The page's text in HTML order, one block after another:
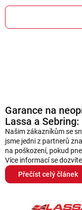
Garance na
Lassa a Sebring:
Našim zákazníkům se
jsme jedni z partnerů
na poškození, pokud
Více informací se
Přečíst celý článek